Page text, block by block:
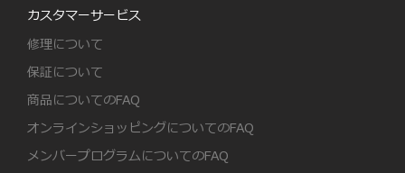
カスタマーサービス
修理について
保証について
商品についてのFAQ
オンラインショッピングについてのFAQ
メンバープログラムについてのFAQ